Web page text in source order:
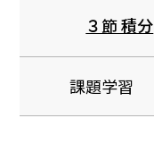
３節 積分
課題学習